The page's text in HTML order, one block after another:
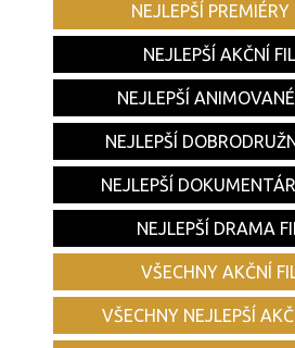
NEJLEPŠÍ
NEJLEPŠÍ AKČNÍ
NEJLEPŠÍ
NEJLEPŠÍ
NEJLEPŠÍ
NEJLEPŠÍ DRAMA
VŠECHNY AKČNÍ
VŠECHNY NEJLEPŠÍ